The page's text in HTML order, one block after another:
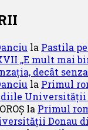
la Pastila
,,E mult mai
decât
la Primul
Universității
la Primul
Donau